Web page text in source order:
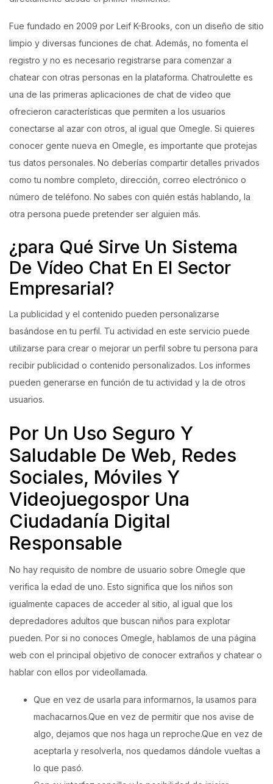
Fue fundado en 2009 por Leif K-Brooks, con un diseño de sitio
limpio y diversas funciones de chat. Además, no fomenta el
registro y no es necesario registrarse para comenzar a
chatear con otras personas en la plataforma. Chatroulette es
una de las primeras aplicaciones de chat de video que
ofrecieron características que permiten a los usuarios
conectarse al azar con otros, al igual que Omegle. Si quieres
conocer gente nueva en Omegle, es importante que protejas
tus datos personales. No deberías compartir detalles privados
como tu nombre completo, dirección, correo electrónico o
número de teléfono. No sabes con quién estás hablando, la
otra persona puede pretender ser alguien más.
¿para Qué Sirve Un Sistema
De Vídeo Chat En El Sector
Empresarial?
La publicidad y el contenido pueden personalizarse
basándose en tu perfil. Tu actividad en este servicio puede
utilizarse para crear o mejorar un perfil sobre tu persona para
recibir publicidad o contenido personalizados. Los informes
pueden generarse en función de tu actividad y la de otros
usuarios.
Por Un Uso Seguro Y
Saludable De Web, Redes
Sociales, Móviles Y
Videojuegospor Una
Ciudadanía Digital
Responsable
No hay requisito de nombre de usuario sobre Omegle que
verifica la edad de uno. Esto significa que los niños son
igualmente capaces de acceder al sitio, al igual que los
depredadores adultos que buscan niños para explotar
pueden. Por si no conoces Omegle, hablamos de una página
web con el principal objetivo de conocer extraños y chatear o
hablar con ellos por videollamada.
Que en vez de usarla para informarnos, la usamos para
machacarnos.Que en vez de permitir que nos avise de
algo, dejamos que nos haga un reproche.Que en vez de
aceptarla y resolverla, nos quedamos dándole vueltas a
lo que pasó.